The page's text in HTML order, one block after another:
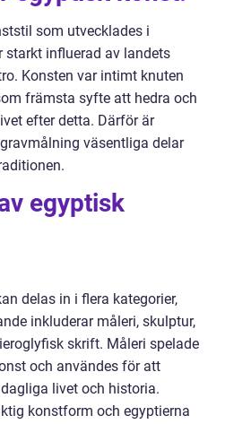
som utvecklades i
starkt influerad av landets
Konsten var intimt knuten
främsta syfte att hedra och
efter detta. Därför är
väsentliga delar
egyptisk
delas in i flera kategorier,
inkluderar måleri, skulptur,
skrift. Måleri spelade
och användes för att
livet och historia.
konstform och egyptierna